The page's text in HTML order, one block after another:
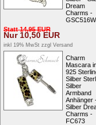
Dream
Charms -
GSC516W
Statt14,95EUR
Nur 10,50 EUR
inkl 19% MwSt zzgl Versand
Charm
Mascara
925
Silber
Silber
Armband
Anhänger
Silber
Charms -
FC673